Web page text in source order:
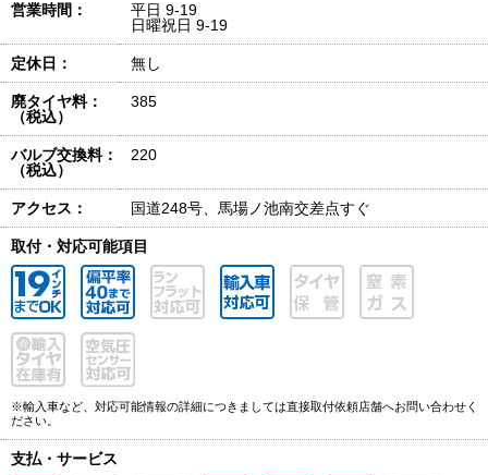
営業時間：
平日 9-19
日曜祝日 9-19
定休日： 無し
廃タイヤ料：
（税込）
385
バルブ交換料：
（税込）
220
アクセス： 国道248号、馬場ノ池南交差点すぐ
取付・対応可能項目
※輸入車など、対応可能情報の詳細につきましては直接取付依頼店舗へお問い合わせく
ださい。
支払・サービス